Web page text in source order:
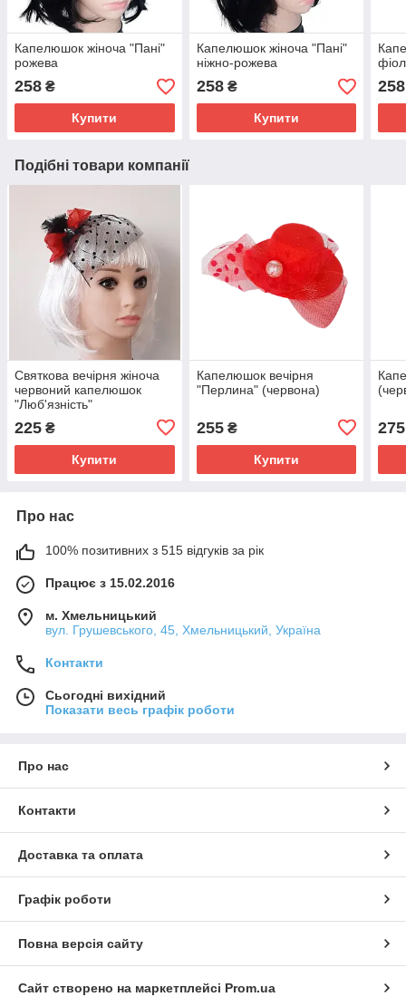
Капелюшок жіноча "Пані"
рожева
258 ₴
Купити
Капелюшок жіноча "Пані"
ніжно-рожева
258₴
Купити
258
Подібні товари компанії
Святкова вечірня жіноча
червоний капелюшок
"Люб'язність"
225 ₴
Купити
Капелюшок вечірня
"Перлина" (червона)
255₴
Купити
275
Про нас
100% позитивних з 515 відгуків за рік
Працює з 15.02.2016
м. Хмельницький
вул. Грушевського, 45, Хмельницький, Україна
Контакти
Сьогодні вихідний
Показати весь графік роботи
Про нас
Контакти
Доставка та оплата
Графік роботи
Повна версія сайту
Сайт створено на маркетплейсі Prom.ua